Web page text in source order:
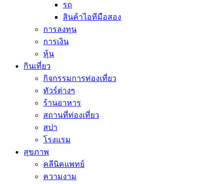
รถ
สินค้าไอทีมือสอง
การลงทุน
การเงิน
หุ้น
กินเที่ยว
กิจกรรมการท่องเที่ยว
ทัวร์ต่างๆ
ร้านอาหาร
สถานที่ท่องเที่ยว
สปา
โรงแรม
สุขภาพ
คลีนิคแพทย์
ความงาม